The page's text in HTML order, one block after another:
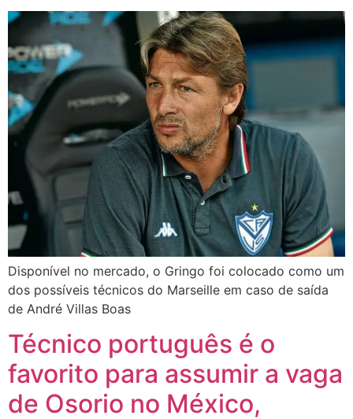
Disponível no mercado, o Gringo foi colocado como um
dos possíveis técnicos do Marseille em caso de saída
de André Villas Boas
Técnico português é o
favorito para assumir a vaga
de Osorio no México,